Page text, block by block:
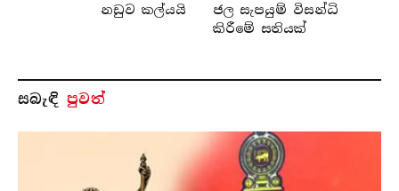
නඩුව කල්යයි
ජල සැපයුම් විසන්ධි
කිරීමේ සතියක්
සබැ​ඳි පුවත්